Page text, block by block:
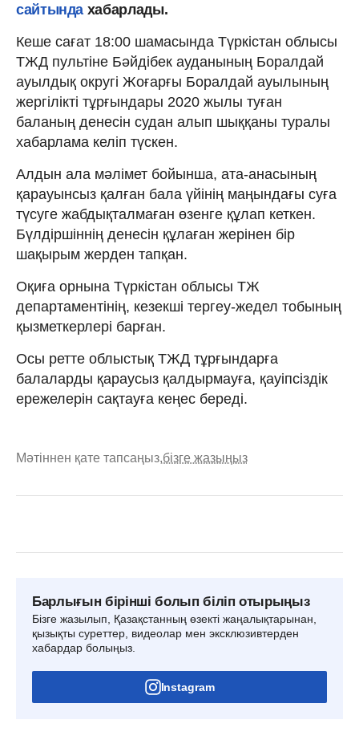
сайтында хабарлады.
Кеше сағат 18:00 шамасында Түркістан облысы
ТЖД пультіне Бәйдібек ауданының Боралдай
ауылдық округі Жоғарғы Боралдай ауылының
жергілікті тұрғындары 2020 жылы туған
баланың денесін судан алып шыққаны туралы
хабарлама келіп түскен.
Алдын ала мәлімет бойынша, ата-анасының
қарауынсыз қалған бала үйінің маңындағы суға
түсуге жабдықталмаған өзенге құлап кеткен.
Бүлдіршіннің денесін құлаған жерінен бір
шақырым жерден тапқан.
Оқиға орнына Түркістан облысы ТЖ
департаментінің, кезекші тергеу-жедел тобының
қызметкерлері барған.
Осы ретте облыстық ТЖД тұрғындарға
балаларды қараусыз қалдырмауға, қауіпсіздік
ережелерін сақтауға кеңес береді.
Мәтіннен қате тапсаңыз,бізге жазыңыз
Барлығын бірінші болып біліп отырыңыз
Бізге жазылып, Қазақстанның өзекті жаңалықтарынан,
қызықты суреттер, видеолар мен эксклюзивтерден
хабардар болыңыз.
Instagram